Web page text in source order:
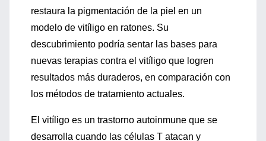
restaura la pigmentación de la piel en un
modelo de vitíligo en ratones. Su
descubrimiento podría sentar las bases para
nuevas terapias contra el vitíligo que logren
resultados más duraderos, en comparación con
los métodos de tratamiento actuales.
El vitíligo es un trastorno autoinmune que se
desarrolla cuando las células T atacan y